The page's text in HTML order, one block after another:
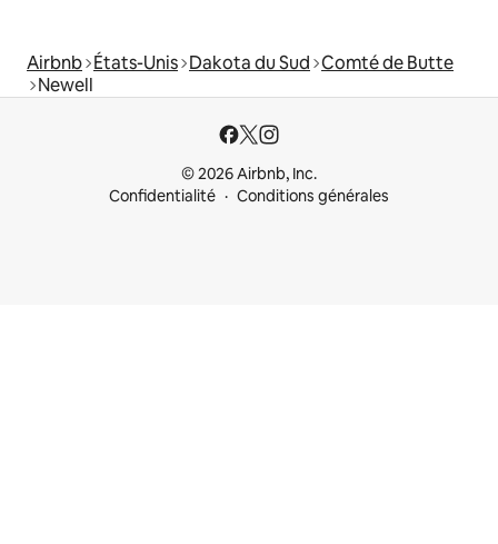
Airbnb États-Unis Dakota du Sud Comté de Butte
Newell
© 2026 Airbnb, Inc.
Confidentialité
Conditions générales